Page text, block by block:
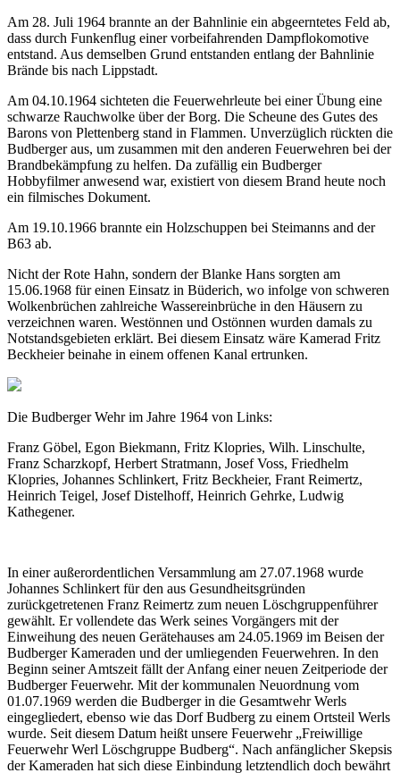
Am 28. Juli 1964 brannte an der Bahnlinie ein abgeerntetes Feld ab,
dass durch Funkenflug einer vorbeifahrenden Dampflokomotive
entstand. Aus demselben Grund entstanden entlang der Bahnlinie
Brände bis nach Lippstadt.
Am 04.10.1964 sichteten die Feuerwehrleute bei einer Übung eine
schwarze Rauchwolke über der Borg. Die Scheune des Gutes des
Barons von Plettenberg stand in Flammen. Unverzüglich rückten die
Budberger aus, um zusammen mit den anderen Feuerwehren bei der
Brandbekämpfung zu helfen. Da zufällig ein Budberger
Hobbyfilmer anwesend war, existiert von diesem Brand heute noch
ein filmisches Dokument.
Am 19.10.1966 brannte ein Holzschuppen bei Steimanns and der
B63 ab.
Nicht der Rote Hahn, sondern der Blanke Hans sorgten am
15.06.1968 für einen Einsatz in Büderich, wo infolge von schweren
Wolkenbrüchen zahlreiche Wassereinbrüche in den Häusern zu
verzeichnen waren. Westönnen und Ostönnen wurden damals zu
Notstandsgebieten erklärt. Bei diesem Einsatz wäre Kamerad Fritz
Beckheier beinahe in einem offenen Kanal ertrunken.
Die Budberger Wehr im Jahre 1964 von Links:
Franz Göbel, Egon Biekmann, Fritz Klopries, Wilh. Linschulte,
Franz Scharzkopf, Herbert Stratmann, Josef Voss, Friedhelm
Klopries, Johannes Schlinkert, Fritz Beckheier, Frant Reimertz,
Heinrich Teigel, Josef Distelhoff, Heinrich Gehrke, Ludwig
Kathegener.
In einer außerordentlichen Versammlung am 27.07.1968 wurde
Johannes Schlinkert für den aus Gesundheitsgründen
zurückgetretenen Franz Reimertz zum neuen Löschgruppenführer
gewählt. Er vollendete das Werk seines Vorgängers mit der
Einweihung des neuen Gerätehauses am 24.05.1969 im Beisen der
Budberger Kameraden und der umliegenden Feuerwehren. In den
Beginn seiner Amtszeit fällt der Anfang einer neuen Zeitperiode der
Budberger Feuerwehr. Mit der kommunalen Neuordnung vom
01.07.1969 werden die Budberger in die Gesamtwehr Werls
eingegliedert, ebenso wie das Dorf Budberg zu einem Ortsteil Werls
wurde. Seit diesem Datum heißt unsere Feuerwehr „Freiwillige
Feuerwehr Werl Löschgruppe Budberg“. Nach anfänglicher Skepsis
der Kameraden hat sich diese Einbindung letztendlich doch bewährt